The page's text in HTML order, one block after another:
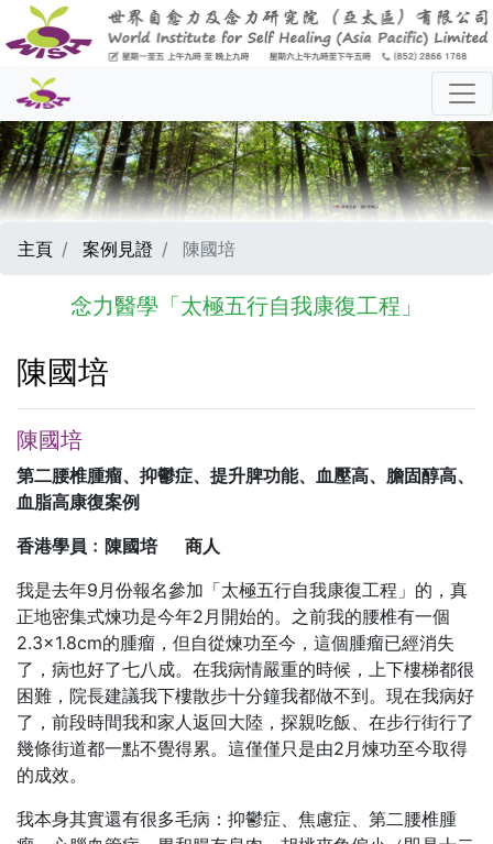
主頁 案例見證 陳國培
念力醫學「太極五行自我康復工程」
陳國培
陳國培
第二腰椎腫瘤、抑鬱症、提升脾功能、血壓高、膽固醇高、
血脂高康復案例
香港學員﹕陳國培
商人
我是去年9月份報名參加「太極五行自我康復工程」的，真
正地密集式煉功是今年2月開始的。之前我的腰椎有一個
2.3×1.8cm的腫瘤，但自從煉功至今，這個腫瘤已經消失
了，病也好了七八成。在我病情嚴重的時候，上下樓梯都很
困難，院長建議我下樓散步十分鐘我都做不到。現在我病好
了，前段時間我和家人返回大陸，探親吃飯、在步行街行了
幾條街道都一點不覺得累。這僅僅只是由2月煉功至今取得
的成效。
我本身其實還有很多毛病：抑鬱症、焦慮症、第二腰椎腫